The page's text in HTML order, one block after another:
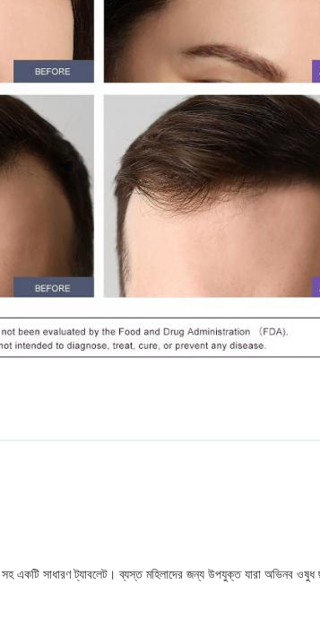
সাধারণ ট্যাবলেট। ব্যস্ত মহিলাদের জন্য উপযুক্ত যারা অভিনব ওষুধ